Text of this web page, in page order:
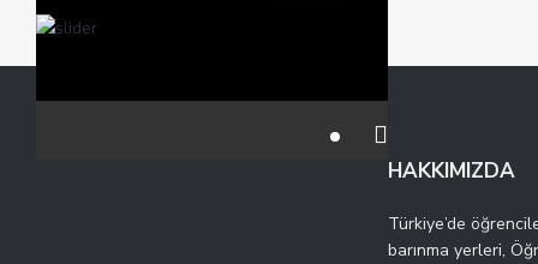
HAKKIMIZDA
Türkiye’de
barınma yerleri,